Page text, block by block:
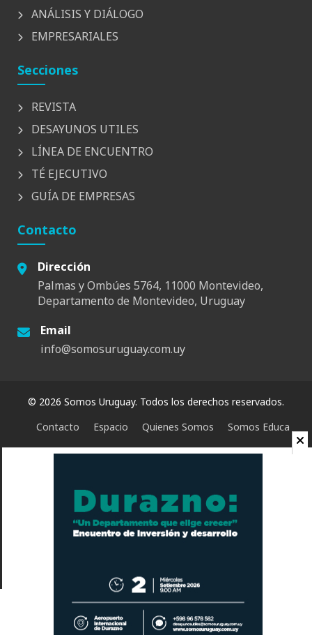
ANÁLISIS Y DIÁLOGO
EMPRESARIALES
Secciones
REVISTA
DESAYUNOS UTILES
LÍNEA DE ENCUENTRO
TÉ EJECUTIVO
GUÍA DE EMPRESAS
Contacto
Dirección
Palmas y Ombúes 5764, 11000 Montevideo,
Departamento de Montevideo, Uruguay
Email
info@somosuruguay.com.uy
© 2026 Somos Uruguay. Todos los derechos reservados.
Contacto
Espacio Quienes Somos Somos Educa